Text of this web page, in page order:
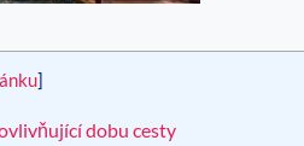
]
dobu cesty